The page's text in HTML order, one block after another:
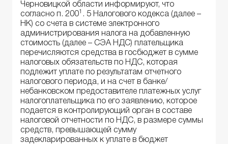
Черновицкой области информируют, что
согласно п. 2001 . 5 Налогового кодекса (далее –
НК) со счета в системе электронного
администрирования налога на добавленную
стоимость (далее – СЭА НДС) плательщика
перечисляются средства в госбюджет в сумме
налоговых обязательств по НДС, которая
подлежит уплате по результатам отчетного
налогового периода, и на счет в банке/
небанковском предоставителе платежных услуг
налогоплательщика по его заявлению, которое
подается в контролирующий орган в составе
налоговой отчетности по НДС, в размере суммы
средств, превышающей сумму
задекларированных к уплате в бюджет